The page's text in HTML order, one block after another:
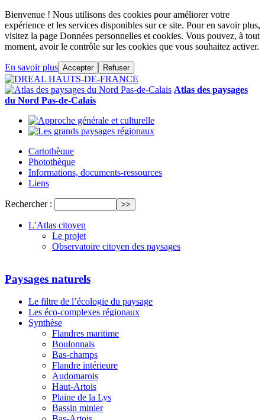
Bienvenue ! Nous utilisons des cookies pour améliorer votre
expérience et les services disponibles sur ce site. Pour en savoir plus,
visitez la page Données personnelles et cookies. Vous pouvez, à tout
moment, avoir le contrôle sur les cookies que vous souhaitez activer.
En savoir plus Accepter Refuser
Atlas des paysages
du Nord Pas-de-Calais
Cartothèque
Photothèque
Informations, documents-ressources
Liens
Rechercher :
L’Atlas citoyen
Le projet
Observatoire citoyen des paysages
Paysages naturels
Le filtre de l’écologie du paysage
Les éco-complexes régionaux
Synthèse
Flandres maritime
Boulonnais
Bas-champs
Flandre intérieure
Audomarois
Haut-Artois
Plaine de la Lys
Bassin minier